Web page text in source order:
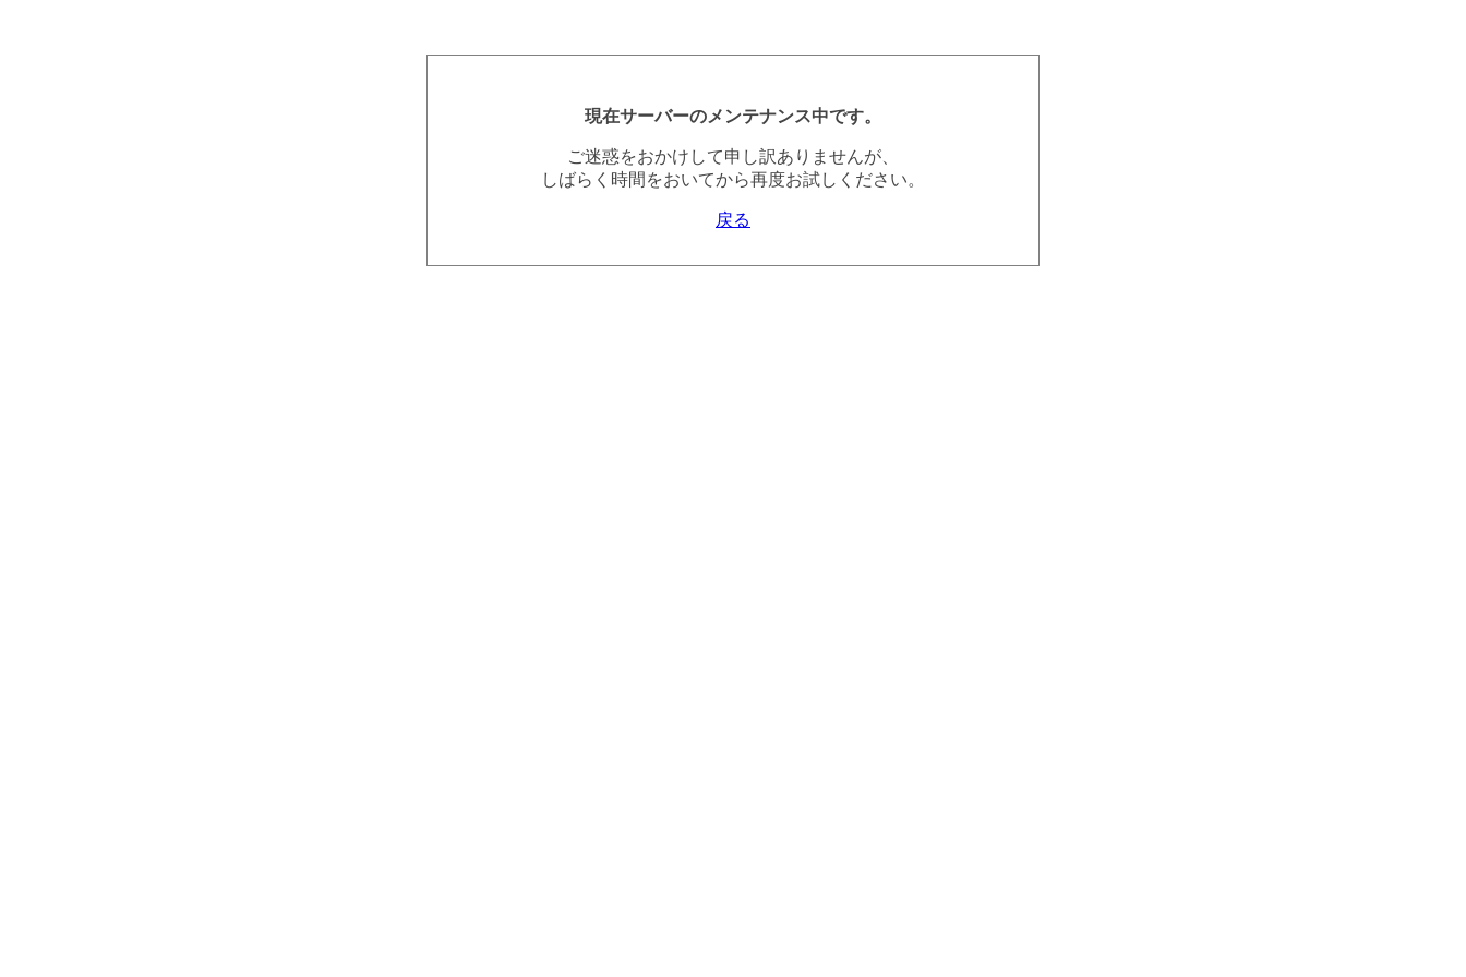
現在サーバーのメンテナンス中です。
ご迷惑をおかけして申し訳ありませんが、
しばらく時間をおいてから再度お試しください。
戻る